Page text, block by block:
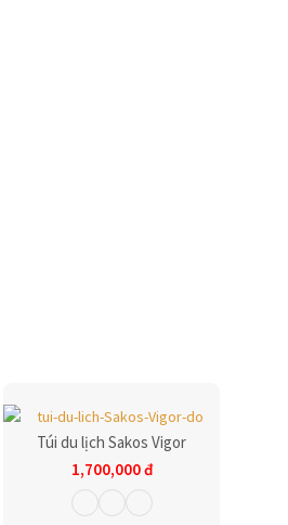
Túi du lịch Sakos Vigor
1,700,000đ